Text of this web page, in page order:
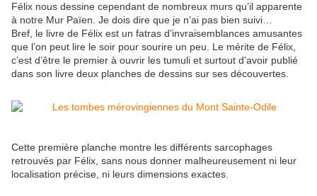
Félix nous dessine cependant de nombreux murs qu’il apparente
à notre Mur Païen. Je dois dire que je n’ai pas bien suivi…
Bref, le livre de Félix est un fatras d’invraisemblances amusantes
que l’on peut lire le soir pour sourire un peu. Le mérite de Félix,
c’est d’être le premier à ouvrir les tumuli et surtout d’avoir publié
dans son livre deux planches de dessins sur ses découvertes.
Cette première planche montre les différents sarcophages
retrouvés par Félix, sans nous donner malheureusement ni leur
localisation précise, ni leurs dimensions exactes.